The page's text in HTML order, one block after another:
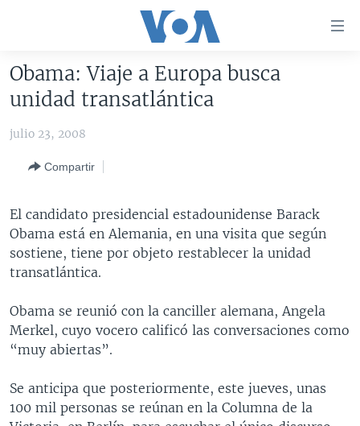
accesibilidad
contenido
principal
Salte
principal
Salte
búsqueda
AMÉRICA DEL NORTE
MÉXICO
HAITÍ
ELECCIONES EEUU
VOTO DIVIDIDO
VOA VERIFICA
VOA VERIFICA UCRANIA/RUSIA
VOA VERIFICA AMÉRICA LATINA
AMÉRICA LATINA
BOLIVIA
COLOMBIA
PERÚ
ECUADOR
BRASIL
CENTROAMÉRICA
COSTA RICA
GUATEMALA
HONDURAS
OTRAS SECCIONES
LIBERTAD DE PRENSA
MUNDO
ENTRETENIMIENTO Y CULTURA
LIBERTAD DE PRENSA
UCRANIA
VIDEOS
PROGRAMAS TV
Obama: Viaje a Europa busca
unidad transatlántica
julio 23, 2008
Compartir
El candidato presidencial estadounidense Barack
Obama está en Alemania, en una visita que según
sostiene, tiene por objeto restablecer la unidad
transatlántica.
Obama se reunió con la canciller alemana, Angela
Merkel, cuyo vocero calificó las conversaciones como
“muy abiertas”.
Se anticipa que posteriormente, este jueves, unas
100 mil personas se reúnan en la Columna de la